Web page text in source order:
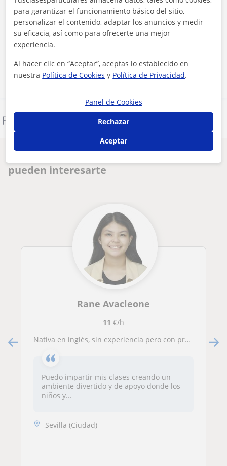
Al hacer clic, aceptas nuestro aviso legal y de privacidad
Contactar ahora
pueden interesarte
Rane Avacleone
11 €/h
Nativa en inglés, sin experiencia pero con práctica enseñando en una centro de tutoría en Filipinas con niños
Puedo impartir mis clases creando un
ambiente divertido y de apoyo donde los
niños y...
Sevilla (Ciudad)
para garantizar el funcionamiento básico del sitio,
personalizar el contenido, adaptar los anuncios y medir
su eficacia, así como para ofrecerte una mejor
experiencia.
Al hacer clic en “Aceptar”, aceptas lo establecido en
nuestra Política de Cookies y Política de Privacidad.
Panel de Cookies
Rechazar
Aceptar